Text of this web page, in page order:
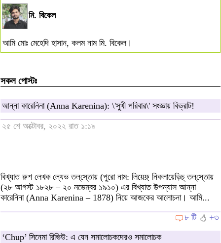
মি. বিকেল
আমি মোঃ মেহেদি হাসান, কলম নাম মি. বিকেল।
সকল পোস্টঃ
আন্না কারেনিনা (Anna Karenina): \'সুখী পরিবার\' সংজ্ঞায় বিভ্রাট!
২৫ শে অক্টোবর, ২০২২ রাত ১:১৯
বিখ্যাত রুশ লেখক ল্যেভ তল্‌স্তোয় (পুরো নাম: লিয়েফ়্ নিকলায়েভ়িচ্ তল্‌স্তোয়
(২৮ আগস্ট ১৮২৮ – ২০ নভেম্বর ১৯১০) এর বিখ্যাত উপন্যাস আন্না
কারেনিনা (Anna Karenina – 1878) নিয়ে আজকের আলোচনা। আমি...
৮ টি
+৩
‘Chup’ সিনেমা রিভিউ: এ যেন সমালোচকদেরও সমালোচক